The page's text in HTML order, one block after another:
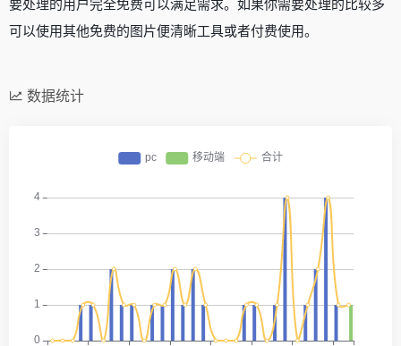
要处理的用户完全免费可以满足需求。如果你需要处理的比较多
可以使用其他免费的图片便清晰工具或者付费使用。
数据统计